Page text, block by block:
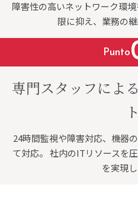
障害性の高いネットワーク環
限に抑え、業務の
Punto
専門スタッフによ
ト
24時間監視や障害対応、機器
て対応。 社内のITリソースを
を実現し